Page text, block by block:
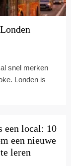
snel merken
Londen is
een local: 10
een nieuwe
leren